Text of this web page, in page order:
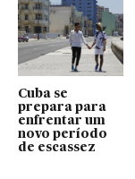
Cuba se
prepara para
enfrentar um
novo período
de escassez